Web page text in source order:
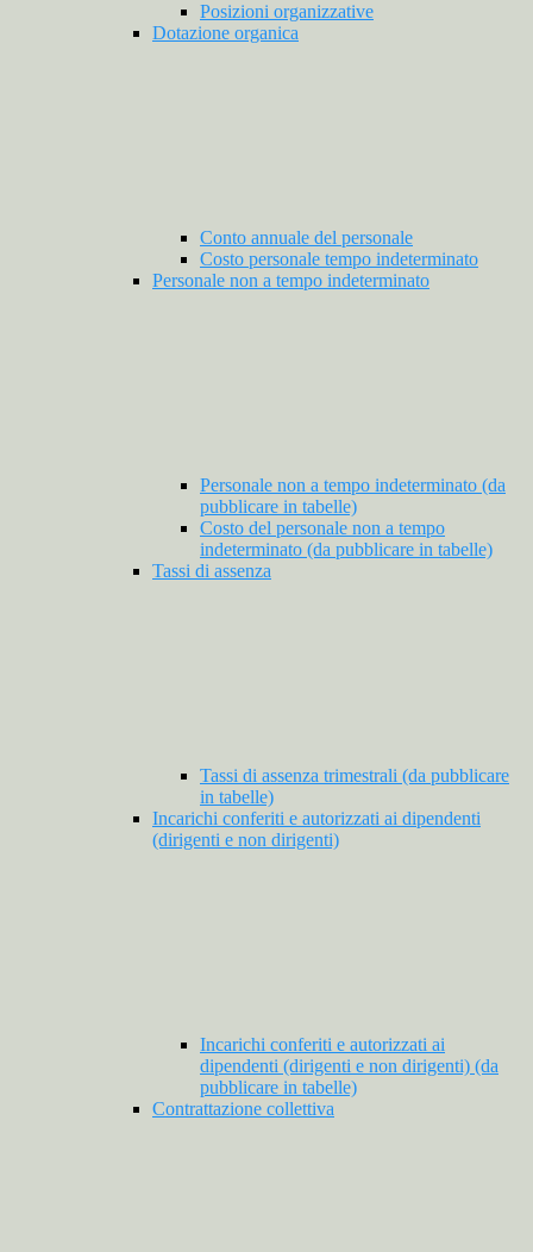
Posizioni organizzative
Dotazione organica
Conto annuale del personale
Costo personale tempo indeterminato
Personale non a tempo indeterminato
Personale non a tempo indeterminato (da
pubblicare in tabelle)
Costo del personale non a tempo
indeterminato (da pubblicare in tabelle)
Tassi di assenza
Tassi di assenza trimestrali (da pubblicare
in tabelle)
Incarichi conferiti e autorizzati ai dipendenti
(dirigenti e non dirigenti)
Incarichi conferiti e autorizzati ai
dipendenti (dirigenti e non dirigenti) (da
pubblicare in tabelle)
Contrattazione collettiva